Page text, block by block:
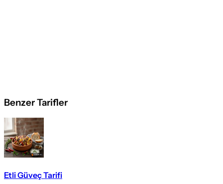
Benzer Tarifler
Etli Güveç Tarifi